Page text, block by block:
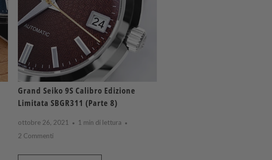
Grand Seiko 9S Calibro Edizione
Limitata SBGR311 (Parte 8)
ottobre 26, 2021
1 min di lettura
2 Commenti